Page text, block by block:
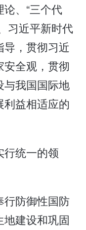
、“三个代
习近平新时代
，贯彻习近
全观，贯彻
与我国国际地
益相适应的
统一的领
防御性国防
建设和巩固